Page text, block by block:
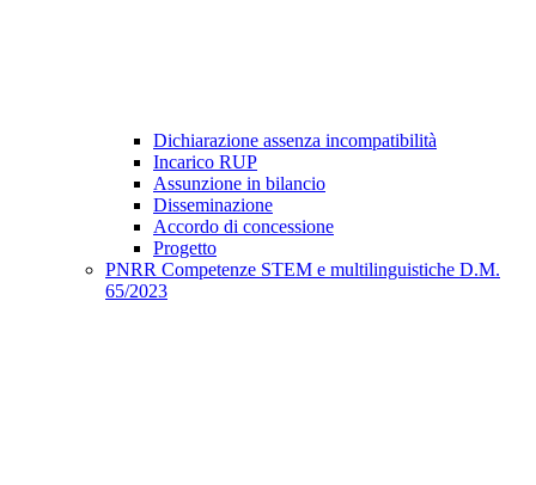
Dichiarazione assenza incompatibilità
Incarico RUP
Assunzione in bilancio
Disseminazione
Accordo di concessione
Progetto
PNRR Competenze STEM e multilinguistiche D.M.
65/2023